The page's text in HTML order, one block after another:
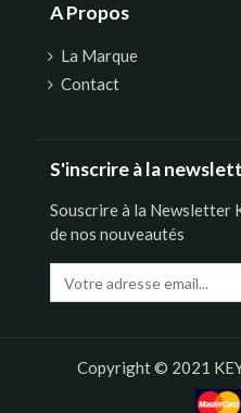
A Propos
La Marque
Contact
S'inscrire à la
Souscrire à la Newsletter
de nos nouveautés
Copyright © 2021